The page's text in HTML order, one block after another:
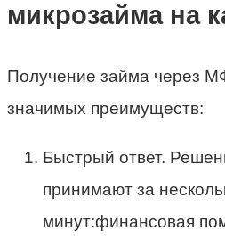
микрозайма на
Получение займа через
значимых преимуществ:
Быстрый ответ.
принимают за
минут:финансовая